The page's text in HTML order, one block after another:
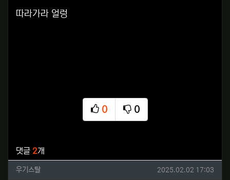
본문
따라가라 얼렁
0
추천
0
비추천
댓글 2개
우기스탈님의 댓글
우기스탈 작성일
2025.02.02 17:03